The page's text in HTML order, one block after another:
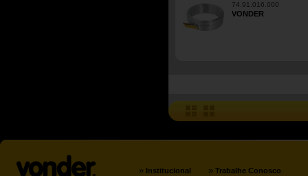
74.91.016.000
VONDER
» Institucional » Trabalhe Conosco